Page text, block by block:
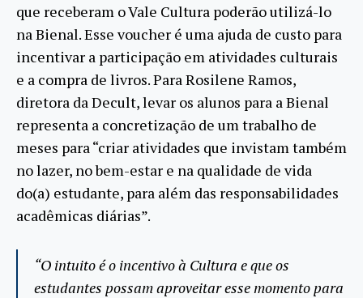
que receberam o Vale Cultura poderão utilizá-lo
na Bienal. Esse voucher é uma ajuda de custo para
incentivar a participação em atividades culturais
e a compra de livros. Para Rosilene Ramos,
diretora da Decult, levar os alunos para a Bienal
representa a concretização de um trabalho de
meses para “criar atividades que invistam também
no lazer, no bem-estar e na qualidade de vida
do(a) estudante, para além das responsabilidades
acadêmicas diárias”.
“O intuito é o incentivo à Cultura e que os
estudantes possam aproveitar esse momento para